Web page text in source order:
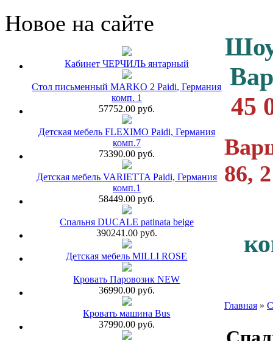
Новое на сайте
Кабинет ЧЕРЧИЛЬ янтарный
Стол письменный MARKO 2 Paidi, Германия
комп. 1
57752.00 руб.
Детская мебель FLEXIMO Paidi, Германия
комп.7
73390.00 руб.
Детская мебель VARIETTA Paidi, Германия
комп.1
58449.00 руб.
Спальня DUCALE patinata beige
390241.00 руб.
Детская мебель MILLI ROSE
Кровать Паровозик NEW
36990.00 руб.
Кровать машина Bus
37990.00 руб.
45
86,
Главная »